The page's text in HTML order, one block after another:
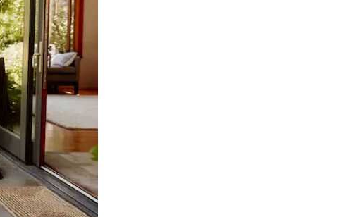
el tacto o desliza el dedo.